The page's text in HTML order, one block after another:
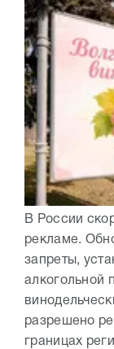
В России
рекламе.
запреты,
алкогольной
разрешено
границах